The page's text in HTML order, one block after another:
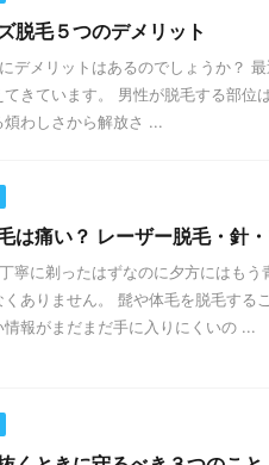
脱毛５つのデメリット
デメリットはあるのでしょうか？
てきています。 男性が脱毛する部位
煩わしさから解放さ ...
は痛い？ レーザー脱毛・針
寧に剃ったはずなのに夕方にはも
くありません。 髭や体毛を脱毛する
情報がまだまだ手に入りにくいの ...